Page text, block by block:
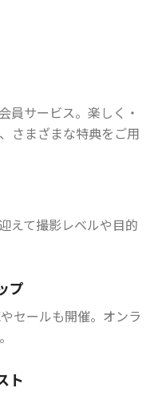
員サービス。楽しく・
さまざまな特典をご用
えて撮影レベルや目的
プ
セールも開催。オンラ
ト